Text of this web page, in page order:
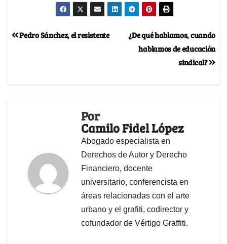
¿De qué hablamos, cuando
hablamos de educación
sindical?
Pedro Sánchez, el resistente
Por
Camilo Fidel López
Abogado especialista en
Derechos de Autor y Derecho
Financiero, docente
universitario, conferencista en
áreas relacionadas con el arte
urbano y el grafiti, codirector y
cofundador de Vértigo Graffiti.